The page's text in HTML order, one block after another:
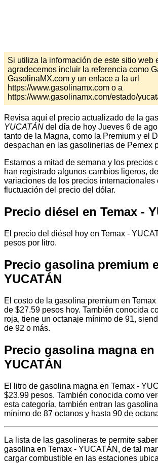
Si utiliza la información de este sitio web
agradecemos incluir la referencia como
GasolinaMX.com y un enlace a la url
https://www.gasolinamx.com o a
https://www.gasolinamx.com/estado/
Revisa aquí el precio actualizado de la
YUCATÁN del día de hoy Jueves 6 de
tanto de la Magna, como la Premium y el
despachan en las gasolinerias de Pemex
Estamos a mitad de semana y los precios
han registrado algunos cambios ligeros,
variaciones de los precios internacionales
fluctuación del precio del dólar.
Precio diésel en Temax -
El precio del diésel hoy en Temax -
pesos por litro.
Precio gasolina premium
YUCATÁN
El costo de la gasolina premium en
de $27.59 pesos hoy. También conocida
roja, tiene un octanaje mínimo de 91,
de 92 o más.
Precio gasolina magna en
YUCATÁN
El litro de gasolina magna en Temax -
$23.99 pesos. También conocida como
esta categoría, también entran las
mínimo de 87 octanos y hasta 90 de
La lista de las gasolineras te permite
gasolina en Temax - YUCATÁN, de tal
cargar combustible en las estaciones